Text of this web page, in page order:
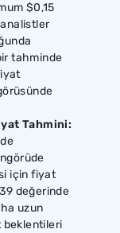
$0,15
tahminde
Tahmini:
için fiyat
değerinde
uzun
beklentileri